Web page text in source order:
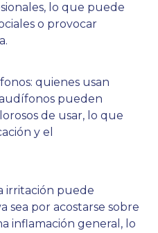
lo que puede
o provocar
quienes usan
pueden
de usar, lo que
y el
irritación puede
sea por acostarse sobre
inflamación general, lo